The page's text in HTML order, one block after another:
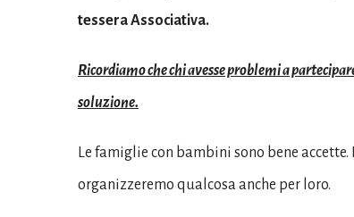
tessera Associativa.
Ricordiamo che chi avesse problemi a
soluzione.
Le famiglie con bambini sono bene
organizzeremo qualcosa anche per loro.